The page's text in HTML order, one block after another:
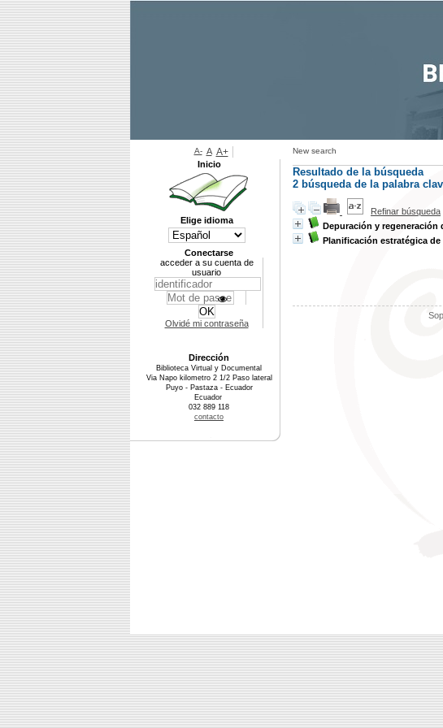
New search
Resultado de la búsqueda
2 búsqueda de la palabra
Refinar búsqueda
Depuración y regeneración
Planificación estratégica de
A- A A+
Inicio
Elige idioma
Conectarse
acceder a su cuenta de
usuario
Olvidé mi contraseña
Dirección
Biblioteca Virtual y Documental
Via Napo kilometro 2 1/2 Paso lateral
Puyo - Pastaza - Ecuador
Ecuador
032 889 118
contacto